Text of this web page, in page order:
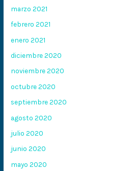
marzo 2021
febrero 2021
enero 2021
diciembre 2020
noviembre 2020
octubre 2020
septiembre 2020
agosto 2020
julio 2020
junio 2020
mayo 2020